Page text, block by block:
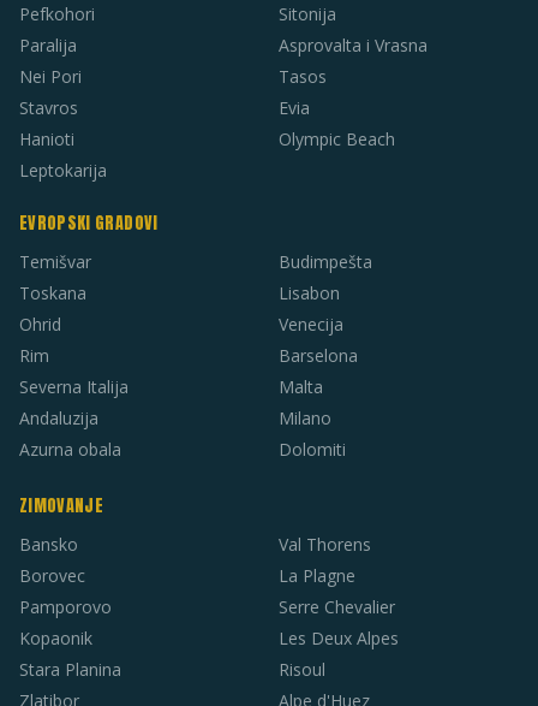
Pefkohori
Paralija
Nei Pori
Stavros
Hanioti
Leptokarija
Sitonija
Asprovalta i Vrasna
Tasos
Evia
Olympic Beach
EVROPSKI GRADOVI
Temišvar
Toskana
Ohrid
Rim
Severna Italija
Andaluzija
Azurna obala
Budimpešta
Lisabon
Venecija
Barselona
Malta
Milano
Dolomiti
ZIMOVANJE
Bansko
Borovec
Pamporovo
Kopaonik
Stara Planina
Zlatibor
Val Thorens
La Plagne
Serre Chevalier
Les Deux Alpes
Risoul
Alpe d'Huez